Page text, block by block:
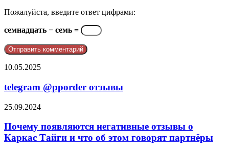
Пожалуйста, введите ответ цифрами:
семнадцать − семь =
telegram
отзывы
10.05.2025
telegram @pporder отзывы
Почему
негативные
отзывы
о
25.09.2024
Почему появляются негативные отзывы о
Каркас Тайги и что об этом говорят партнёры